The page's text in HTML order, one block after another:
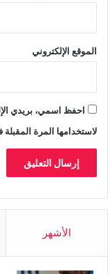
الموقع الإلكتروني
احفظ اسمي، بريدي
لاستخدامها المرة
الأشهر